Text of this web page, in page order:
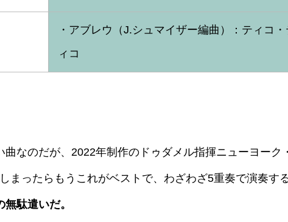
・アブレウ（J.シュマイザー編曲）：ティコ・
ィコ
なのだが、2022年制作のドゥダメル指揮ニューヨーク
まったらもうこれがベストで、わざわざ5重奏で演奏す
駄遣いだ。